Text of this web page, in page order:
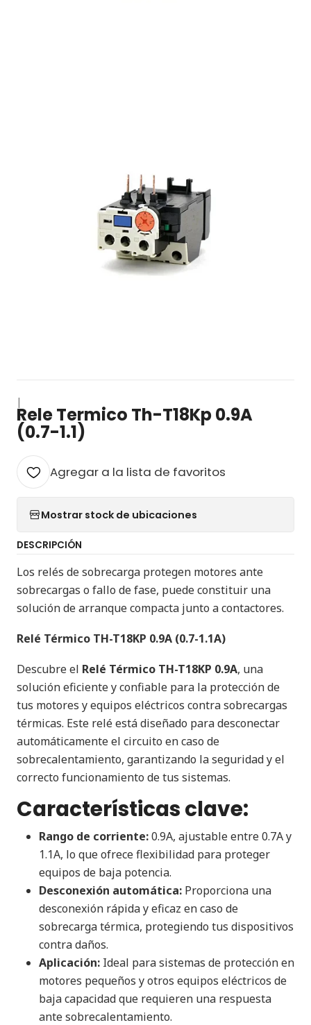
|
Rele Termico Th-T18Kp 0.9A
(0.7-1.1)
Agregar a la lista de favoritos
Mostrar stock de ubicaciones
DESCRIPCIÓN
Los relés de sobrecarga protegen motores ante
sobrecargas o fallo de fase, puede constituir una
solución de arranque compacta junto a contactores.
Relé Térmico TH-T18KP 0.9A (0.7-1.1A)
Descubre el Relé Térmico TH-T18KP 0.9A, una
solución eficiente y confiable para la protección de
tus motores y equipos eléctricos contra sobrecargas
térmicas. Este relé está diseñado para desconectar
automáticamente el circuito en caso de
sobrecalentamiento, garantizando la seguridad y el
correcto funcionamiento de tus sistemas.
Características clave:
Rango de corriente:0.9A, ajustable entre 0.7A y
1.1A, lo que ofrece flexibilidad para proteger
equipos de baja potencia.
Desconexión automática: Proporciona una
desconexión rápida y eficaz en caso de
sobrecarga térmica, protegiendo tus dispositivos
contra daños.
Aplicación: Ideal para sistemas de protección en
motores pequeños y otros equipos eléctricos de
baja capacidad que requieren una respuesta
ante sobrecalentamiento.